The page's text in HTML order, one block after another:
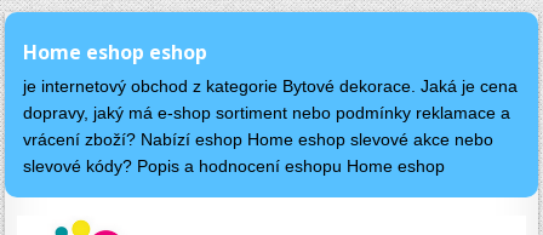
Home eshop eshop
je internetový obchod z kategorie Bytové dekorace. Jaká je cena
dopravy, jaký má e-shop sortiment nebo podmínky reklamace a
vrácení zboží? Nabízí eshop Home eshop slevové akce nebo
slevové kódy? Popis a hodnocení eshopu Home eshop